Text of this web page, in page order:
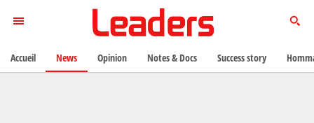
Accueil News Opinion Notes & Docs Success story